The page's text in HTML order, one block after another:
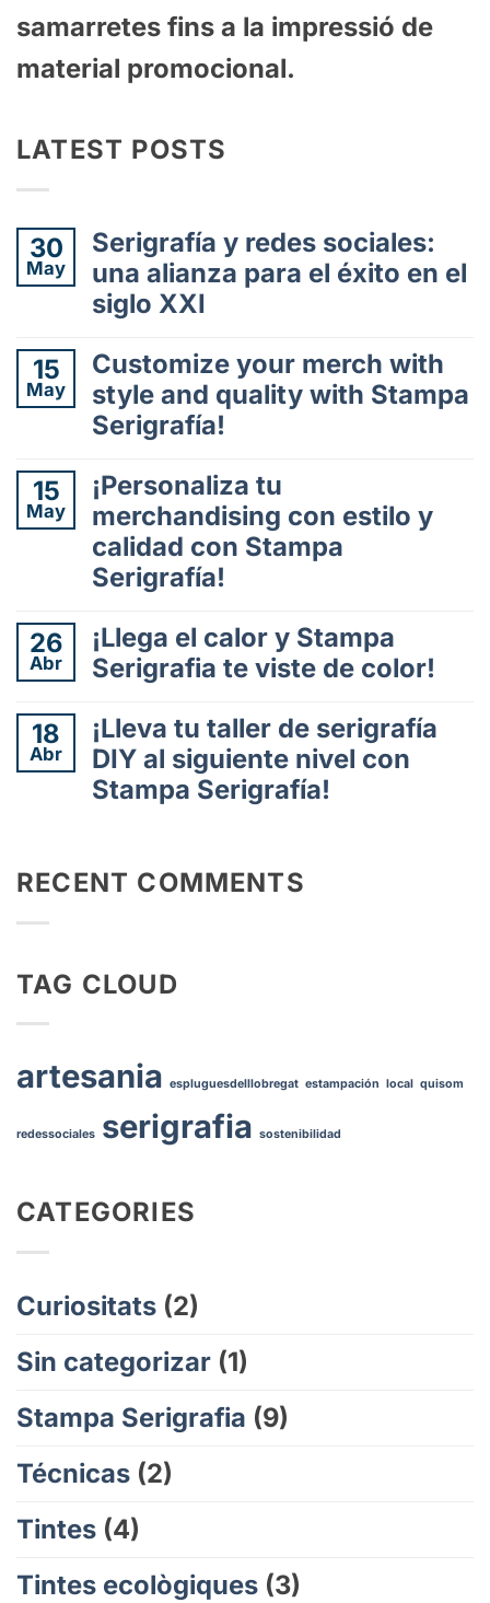
samarretes fins a la impressió de
material promocional.
LATEST POSTS
30
May
Serigrafía y redes sociales:
una alianza para el éxito en el
siglo XXI
hay
comentarios
en
Serigrafía
sociales:
una
alianza
para
el
el
siglo
XXI
15
May
Customize your merch with
style and quality with Stampa
Serigrafía!
hay
comentarios
en
Customize
your
merch
style
and
quality
Stampa
Serigrafía!
15
May
¡Personaliza tu
merchandising con estilo y
calidad con Stampa
Serigrafía!
hay
comentarios
en
tu
merchandising
con
estilo
y
Stampa
Serigrafía!
26
Abr
¡Llega el calor y Stampa
Serigrafia te viste de color!
hay
comentarios
en
¡Llega
Stampa
Serigrafia
color!
18
Abr
¡Lleva tu taller de serigrafía
DIY al siguiente nivel con
Stampa Serigrafía!
en
de
serigrafía
siguiente
nivel
Stampa
Serigrafía!
RECENT COMMENTS
TAG CLOUD
artesania espluguesdelllobregat estampación local quisom
redessociales serigrafia sostenibilidad
CATEGORIES
Curiositats (2)
Sin categorizar (1)
Stampa Serigrafia (9)
Técnicas (2)
Tintes (4)
Tintes ecològiques (3)